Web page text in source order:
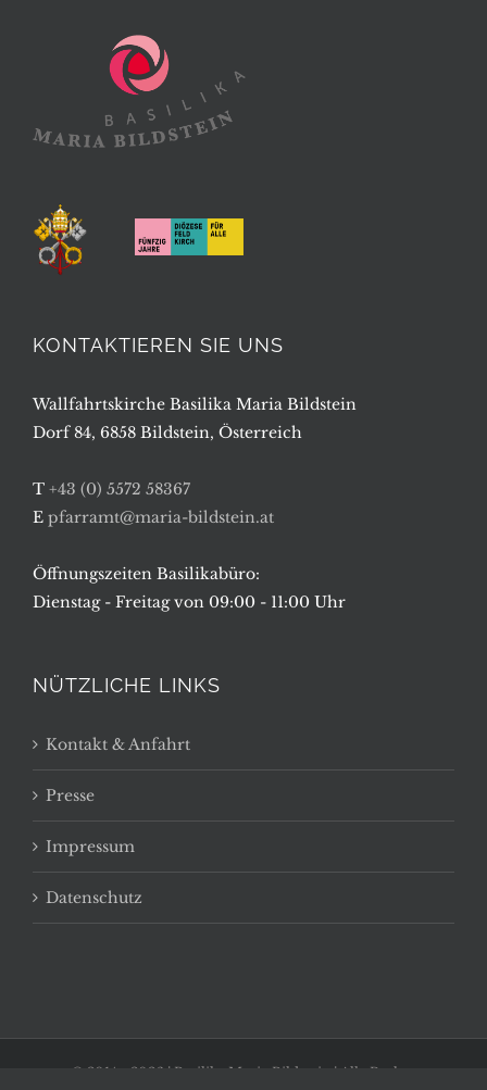
KONTAKTIEREN SIE UNS
Wallfahrtskirche Basilika Maria Bildstein
Dorf 84, 6858 Bildstein, Österreich
T +43 (0) 5572 58367
E pfarramt@maria-bildstein.at
Öffnungszeiten Basilikabüro:
Dienstag - Freitag von 09:00 - 11:00 Uhr
NÜTZLICHE LINKS
Kontakt & Anfahrt
Presse
Impressum
Datenschutz
© 2014 - 2026 | Basilika Maria Bildstein | Alle Rechte